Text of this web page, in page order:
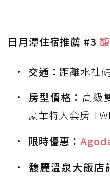
日月潭住宿推薦 #3
交通： 距離水社
房型價格： 高級
豪華特大套房
限時優惠：
馥麗溫泉大飯店